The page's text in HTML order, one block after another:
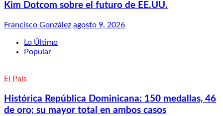
Kim Dotcom sobre el futuro de EE.UU.
Francisco González agosto 9, 2026
Lo Último
Popular
El País
Histórica República Dominicana: 150 medallas, 46
de oro; su mayor total en ambos casos